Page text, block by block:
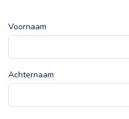
Voornaam
Achternaam